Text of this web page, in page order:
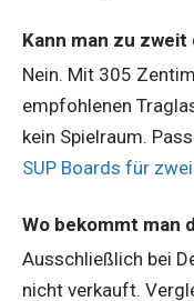
Kann man zu
Nein. Mit 305
empfohlenen
kein Spielraum.
SUP Boards für
Wo bekommt man
Ausschließlich bei
nicht verkauft.